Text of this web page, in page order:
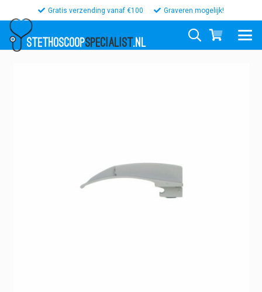
Gratis verzending vanaf €100 Graveren mogelijk!
STETHOSCOOPSPECIALIST.NL